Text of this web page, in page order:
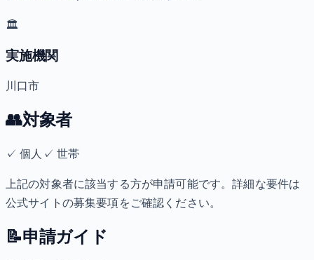
🏛️
実施機関
川口市
👥対象者
✓個人 ✓ 世帯
上記の対象者に該当する方が申請可能です。詳細な要件は
公式サイトの募集要項をご確認ください。
📝申請ガイド